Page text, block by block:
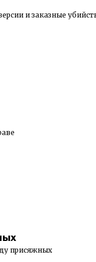
и заказные
присяжных